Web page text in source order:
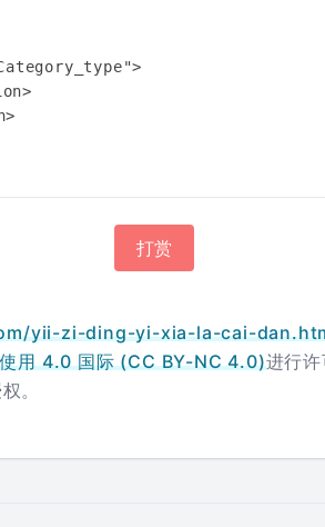
打赏
yii-zi-ding-yi-xia-la-cai-
用 4.0 国际 (CC BY-NC 4.0)进行
。